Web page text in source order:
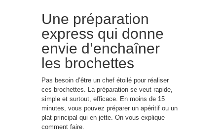
Une préparation
express qui donne
envie d’enchaîner
les brochettes
Pas besoin d’être un chef étoilé pour réaliser
ces brochettes. La préparation se veut rapide,
simple et surtout, efficace. En moins de 15
minutes, vous pouvez préparer un apéritif ou un
plat principal qui en jette. On vous explique
comment faire.